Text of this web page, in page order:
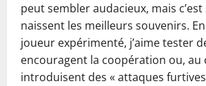
peut sembler audacieux, mais
naissent les meilleurs souvenirs.
joueur expérimenté, j’aime tester
encouragent la coopération ou, au
introduisent des « attaques